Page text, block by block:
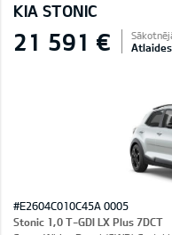
KIA STONIC
21 591 €
#E2604C010C45A 0005
Stonic 1,0 T-GDI LX Plus 7DCT